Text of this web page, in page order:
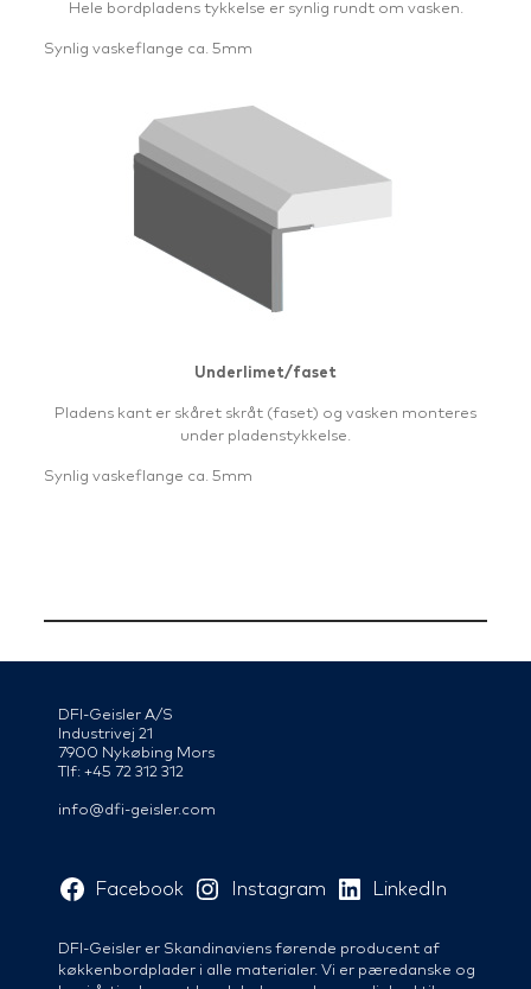
Hele bordpladens tykkelse er synlig rundt om vasken.
Synlig vaskeflange ca. 5mm
Underlimet/faset
Pladens kant er skåret skråt (faset) og vasken monteres
under pladenstykkelse.
Synlig vaskeflange ca. 5mm
DFI-Geisler A/S
Industrivej 21
7900 Nykøbing Mors
Tlf: +45 72 312 312
info@dfi-geisler.com
Facebook Instagram LinkedIn
DFI-Geisler er Skandinaviens førende producent af
køkkenbordplader i alle materialer. Vi er pæredanske og